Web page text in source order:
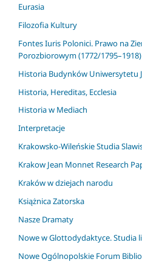
Eurasia
Filozofia Kultury
Fontes Iuris Polonici. Prawo na
Porozbiorowym (1772/1795–1918)
Historia Budynków Uniwersytetu
Historia, Hereditas, Ecclesia
Historia w Mediach
Interpretacje
Krakowsko-Wileńskie Studia
Krakow Jean Monnet Research
Kraków w dziejach narodu
Książnica Zatorska
Nasze Dramaty
Nowe w Glottodydaktyce. Studia
Nowe Ogólnopolskie Forum